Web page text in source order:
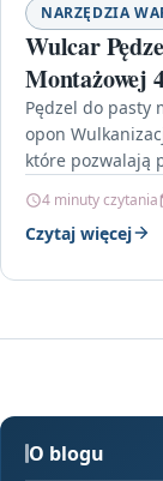
NARZĘDZIA
Wulcar
Montażowej
Pędzel do pasty
opon
które pozwalają
4 minuty czytania
Czytaj więcej
O blogu